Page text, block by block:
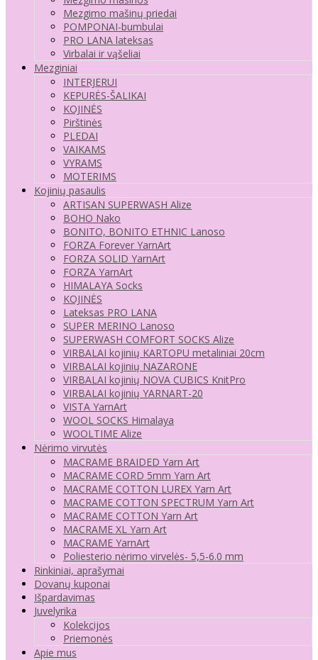
Mezgimo mašinų priedai
POMPONAI-bumbulai
PRO LANA lateksas
Virbalai ir vąšeliai
Mezginiai
INTERJERUI
KEPURĖS-ŠALIKAI
KOJINĖS
Pirštinės
PLEDAI
VAIKAMS
VYRAMS
MOTERIMS
Kojinių pasaulis
ARTISAN SUPERWASH Alize
BOHO Nako
BONITO, BONITO ETHNIC Lanoso
FORZA Forever YarnArt
FORZA SOLID YarnArt
FORZA YarnArt
HIMALAYA Socks
KOJINĖS
Lateksas PRO LANA
SUPER MERINO Lanoso
SUPERWASH COMFORT SOCKS Alize
VIRBALAI kojinių KARTOPU metaliniai 20cm
VIRBALAI kojinių NAZARONE
VIRBALAI kojinių NOVA CUBICS KnitPro
VIRBALAI kojinių YARNART-20
VISTA YarnArt
WOOL SOCKS Himalaya
WOOLTIME Alize
Nėrimo virvutės
MACRAME BRAIDED Yarn Art
MACRAME CORD 5mm Yarn Art
MACRAME COTTON LUREX Yarn Art
MACRAME COTTON SPECTRUM Yarn Art
MACRAME COTTON Yarn Art
MACRAME XL Yarn Art
MACRAME YarnArt
Poliesterio nėrimo virvelės- 5,5-6.0 mm
Rinkiniai, aprašymai
Dovanų kuponai
Išpardavimas
Juvelyrika
Kolekcijos
Priemonės
Apie mus